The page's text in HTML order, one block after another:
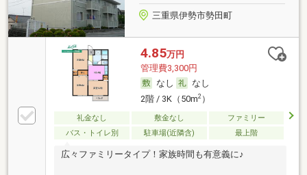
三重県伊勢市勢田町
4.85万円
管理費3,300円
なし
なし
2階 / 3K（50m2）
礼金なし 敷金なし
ファミリー
バス・トイレ別
駐車場(近隣含) 最上階
広々ファミリータイプ！家族時間も有意義に♪